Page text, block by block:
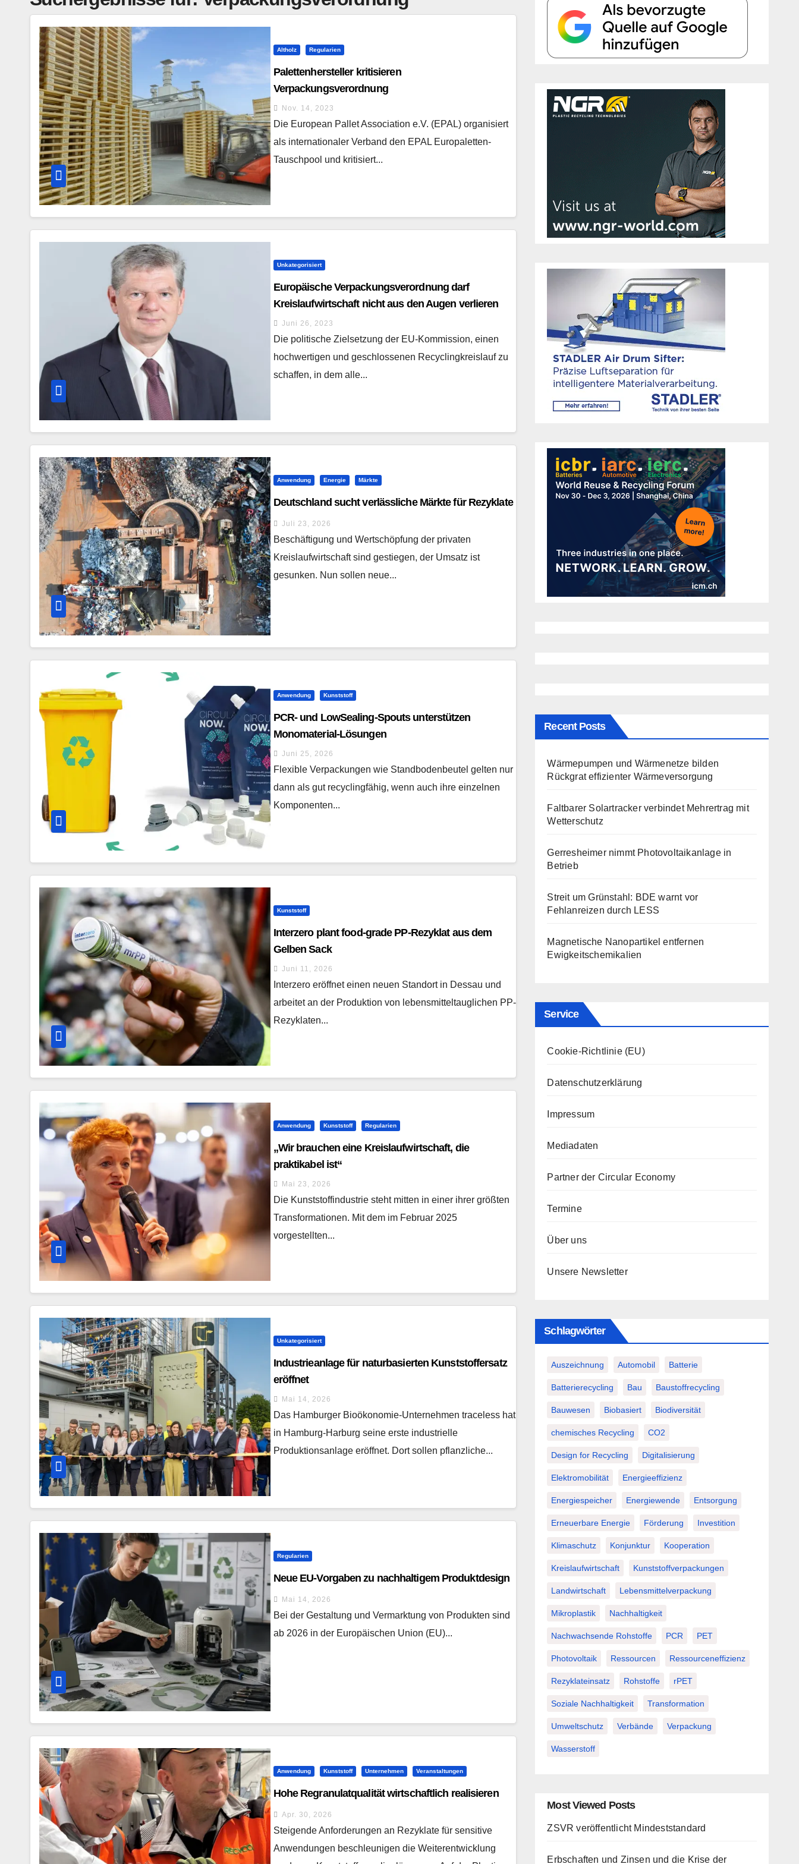
Altholz Regularien
Palettenhersteller kritisieren
Verpackungsverordnung
Nov. 14, 2023
Die European Pallet Association e.V. (EPAL) organisiert
als internationaler Verband den EPAL Europaletten-
Tauschpool und kritisiert...
Unkategorisiert
Europäische Verpackungsverordnung darf
Kreislaufwirtschaft nicht aus den Augen verlieren
Juni 26, 2023
Die politische Zielsetzung der EU-Kommission, einen
hochwertigen und geschlossenen Recyclingkreislauf zu
schaffen, in dem alle...
Anwendung Energie Märkte
Deutschland sucht verlässliche Märkte für Rezyklate
Juli 23, 2026
Beschäftigung und Wertschöpfung der privaten
Kreislaufwirtschaft sind gestiegen, der Umsatz ist
gesunken. Nun sollen neue...
Anwendung Kunststoff
PCR- und LowSealing-Spouts unterstützen
Monomaterial-Lösungen
Juni 25, 2026
Flexible Verpackungen wie Standbodenbeutel gelten nur
dann als gut recyclingfähig, wenn auch ihre einzelnen
Komponenten...
Kunststoff
Interzero plant food-grade PP-Rezyklat aus dem
Gelben Sack
Juni 11, 2026
Interzero eröffnet einen neuen Standort in Dessau und
arbeitet an der Produktion von lebensmitteltauglichen PP-
Rezyklaten...
Anwendung Kunststoff Regularien
„Wir brauchen eine Kreislaufwirtschaft, die
praktikabel ist“
Mai 23, 2026
Die Kunststoffindustrie steht mitten in einer ihrer größten
Transformationen. Mit dem im Februar 2025
vorgestellten...
Unkategorisiert
Industrieanlage für naturbasierten Kunststoffersatz
eröffnet
Mai 14, 2026
Das Hamburger Bioökonomie-Unternehmen traceless hat
in Hamburg-Harburg seine erste industrielle
Produktionsanlage eröffnet. Dort sollen pflanzliche...
Regularien
Neue EU-Vorgaben zu nachhaltigem Produktdesign
Mai 14, 2026
Bei der Gestaltung und Vermarktung von Produkten sind
ab 2026 in der Europäischen Union (EU)...
Anwendung Kunststoff Unternehmen Veranstaltungen
Hohe Regranulatqualität wirtschaftlich realisieren
Apr. 30, 2026
Steigende Anforderungen an Rezyklate für sensitive
Anwendungen beschleunigen die Weiterentwicklung
Recent Posts
Wärmepumpen und Wärmenetze bilden
Rückgrat effizienter Wärmeversorgung
Faltbarer Solartracker verbindet Mehrertrag mit
Wetterschutz
Gerresheimer nimmt Photovoltaikanlage in
Betrieb
Streit um Grünstahl: BDE warnt vor
Fehlanreizen durch LESS
Magnetische Nanopartikel entfernen
Ewigkeitschemikalien
Service
Cookie-Richtlinie (EU)
Datenschutzerklärung
Impressum
Mediadaten
Partner der Circular Economy
Termine
Über uns
Unsere Newsletter
Schlagwörter
Auszeichnung Automobil Batterie
Batterierecycling Bau Baustoffrecycling
Bauwesen Biobasiert Biodiversität
chemisches Recycling CO2
Design for Recycling Digitalisierung
Elektromobilität Energieeffizienz
Energiespeicher Energiewende Entsorgung
Erneuerbare Energie Förderung Investition
Klimaschutz Konjunktur Kooperation
Kreislaufwirtschaft Kunststoffverpackungen
Landwirtschaft Lebensmittelverpackung
Mikroplastik Nachhaltigkeit
Nachwachsende Rohstoffe PCR PET
Photovoltaik Ressourcen Ressourceneffizienz
Rezyklateinsatz Rohstoffe rPET
Soziale Nachhaltigkeit Transformation
Umweltschutz Verbände Verpackung
Wasserstoff
Most Viewed Posts
ZSVR veröffentlicht Mindeststandard
Erbschaften und Zinsen und die Krise der